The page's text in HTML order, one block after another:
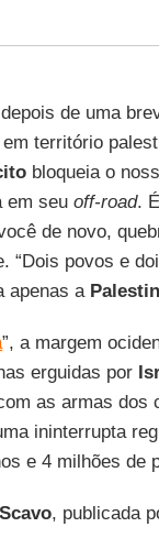
de uma
território
bloqueia o
em seu off-road.
de novo,
“Dois povos e
apenas a
”, a margem
erguidas por
as armas
ininterrupta
e 4 milhões de
, publicada